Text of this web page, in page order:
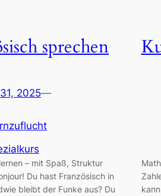
sprechen
2025—
– mit Spaß, Struktur
Du hast Französisch in
bleibt der Funke aus? Du